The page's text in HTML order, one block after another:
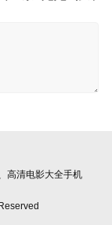
高清电影大全手机